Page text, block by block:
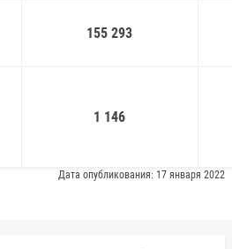
155 293
1 146
Дата опубликования: 17 января 2022